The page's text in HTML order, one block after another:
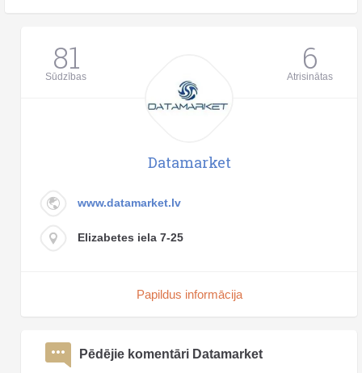
81
Sūdzības 6
Atrisinātas
Datamarket
www.datamarket.lv
Elizabetes iela 7-25
Papildus informācija
Pēdējie komentāri Datamarket